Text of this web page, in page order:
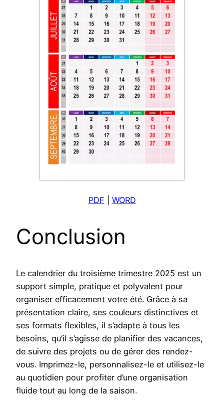
PDF WORD
Conclusion
Le calendrier du troisième trimestre 2025 est un
support simple, pratique et polyvalent pour
organiser efficacement votre été. Grâce à sa
présentation claire, ses couleurs distinctives et
ses formats flexibles, il s’adapte à tous les
besoins, qu’il s’agisse de planifier des vacances,
de suivre des projets ou de gérer des rendez-
vous. Imprimez-le, personnalisez-le et utilisez-le
au quotidien pour profiter d’une organisation
fluide tout au long de la saison.